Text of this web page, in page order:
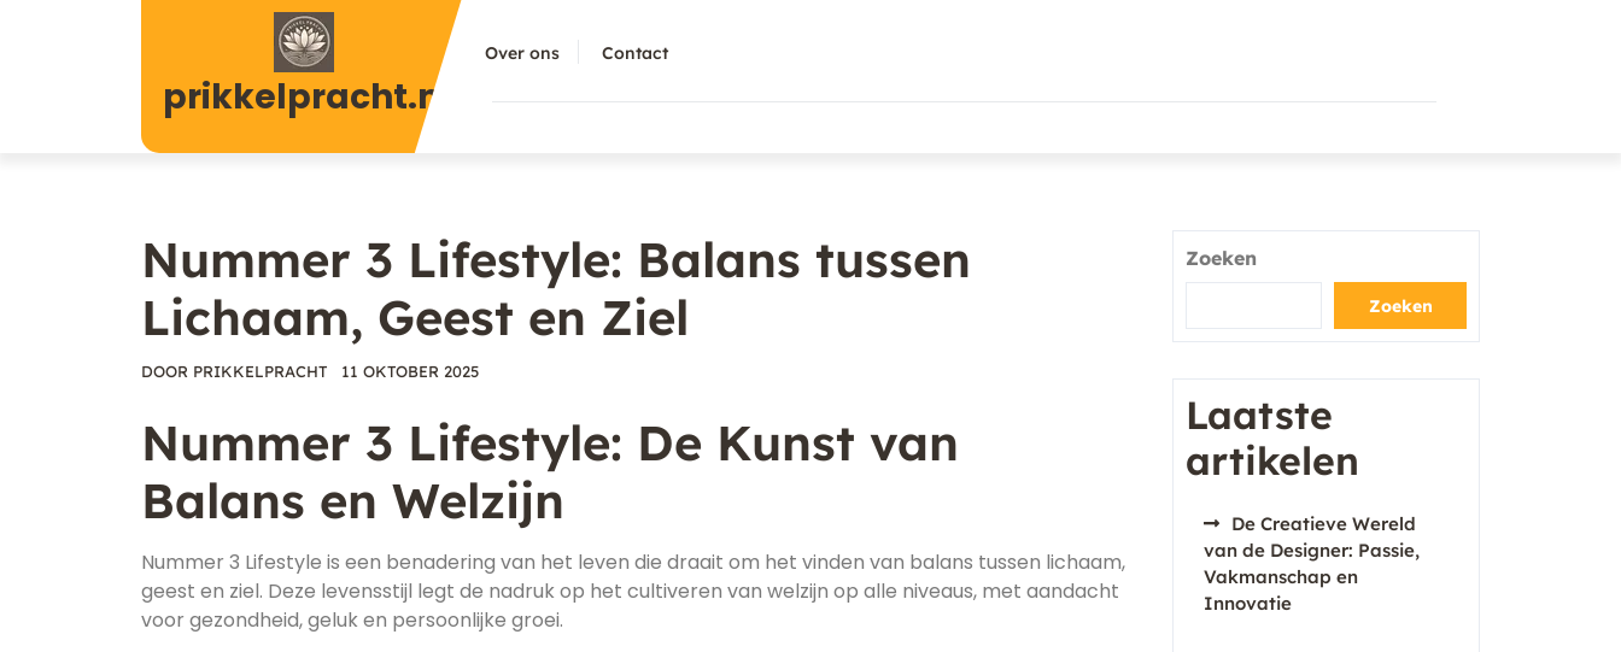
prikkelpracht.nl
Over ons Contact
Nummer 3 Lifestyle: Balans tussen
Lichaam, Geest en Ziel
DOOR PRIKKELPRACHT 11 OKTOBER 2025
Nummer 3 Lifestyle: De Kunst van
Balans en Welzijn
Nummer 3 Lifestyle is een benadering van het leven die draait om het vinden van balans tussen lichaam,
geest en ziel. Deze levensstijl legt de nadruk op het cultiveren van welzijn op alle niveaus, met aandacht
voor gezondheid, geluk en persoonlijke groei.
Zoeken
Zoeken
Laatste
artikelen
De Creatieve Wereld
van de Designer: Passie,
Vakmanschap en
Innovatie